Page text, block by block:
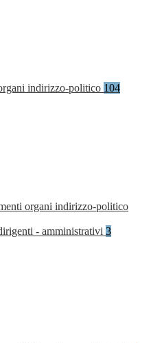
indirizzo-politico 104
organi indirizzo-politico
- amministrativi 3